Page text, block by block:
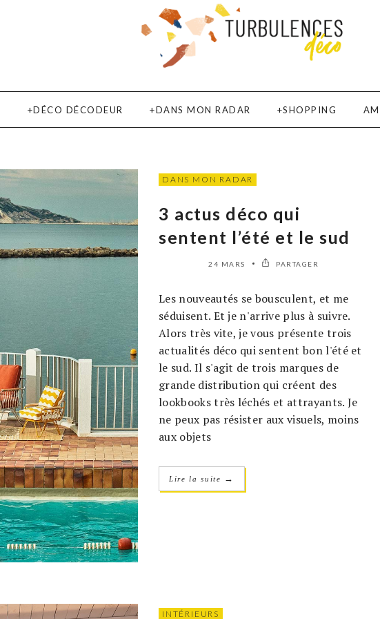
DÉCO DÉCODEUR DANS MON RADAR SHOPPING
DANS MON RADAR
3 actus déco qui
sentent l’été et le sud
24 MARS PARTAGER
Les nouveautés se bousculent, et me
séduisent. Et je n'arrive plus à suivre.
Alors très vite, je vous présente trois
actualités déco qui sentent bon l'été et
le sud. Il s'agit de trois marques de
grande distribution qui créent des
lookbooks très léchés et attrayants. Je
ne peux pas résister aux visuels, moins
aux objets
Lire la suite →
INTÉRIEURS